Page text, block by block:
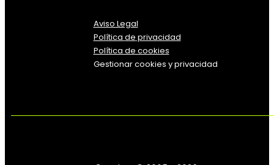
Aviso Legal
Política de privacidad
Política de cookies
Gestionar cookies y privacidad